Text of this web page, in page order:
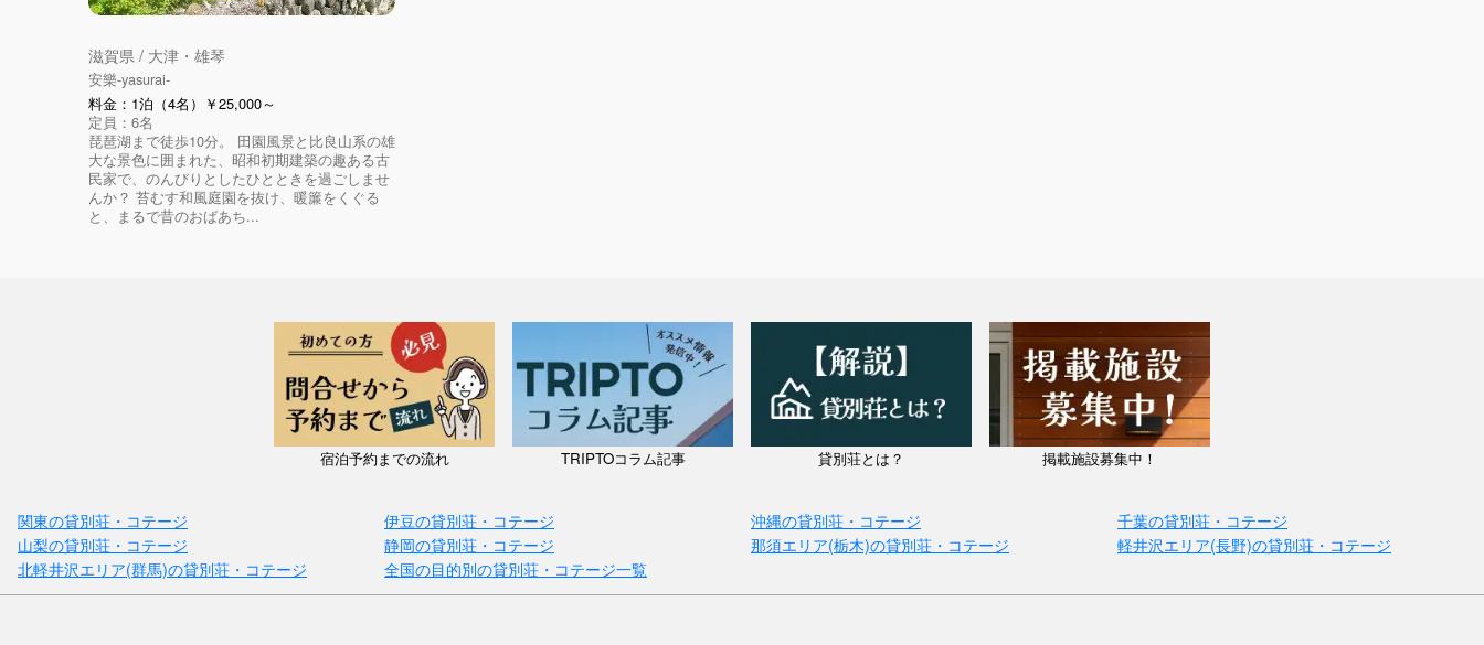
滋賀県 / 大津・雄琴
安樂-yasurai-
料金：1泊（4名）￥25,000～
定員：6名
琵琶湖まで徒歩10分。 田園風景と比良山系の雄
大な景色に囲まれた、昭和初期建築の趣ある古
民家で、のんびりとしたひとときを過ごしませ
んか？ 苔むす和風庭園を抜け、暖簾をくぐる
と、まるで昔のおばあち...
宿泊予約までの流れ TRIPTOコラム記事 貸別荘とは？ 掲載施設募集中！
関東の貸別荘・コテージ 伊豆の貸別荘・コテージ 沖縄の貸別荘・コテージ
千葉の貸別荘・コテージ
山梨の貸別荘・コテージ
静岡の貸別荘・コテージ 那須エリア(栃木)の貸別荘・コテージ
軽井沢エリア(長野)の貸別荘・コテージ
北軽井沢エリア(群馬)の貸別荘・コテージ
全国の目的別の貸別荘・コテージ一覧